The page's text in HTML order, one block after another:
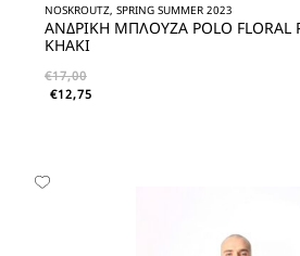
NOSKROUTZ, SPRING SUMMER 2023
ΑΝΔΡΙΚΗ ΜΠΛΟΥΖΑ POLO FLORAL
KHAKI
€17,00
€12,75